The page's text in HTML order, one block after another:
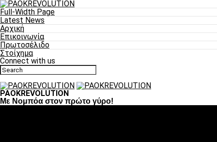
Full-Width Page
Latest News
Αρχική
Επικοινωνία
Πρωτοσέλιδο
Στοίχημα
Connect with us
PAOKREVOLUTION
Με Νομπόα στον πρώτο γύρο!